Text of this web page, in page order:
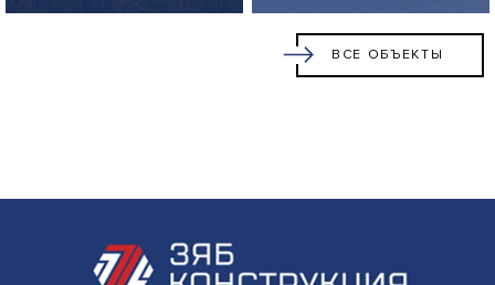
ВСЕ ОБЪЕКТЫ